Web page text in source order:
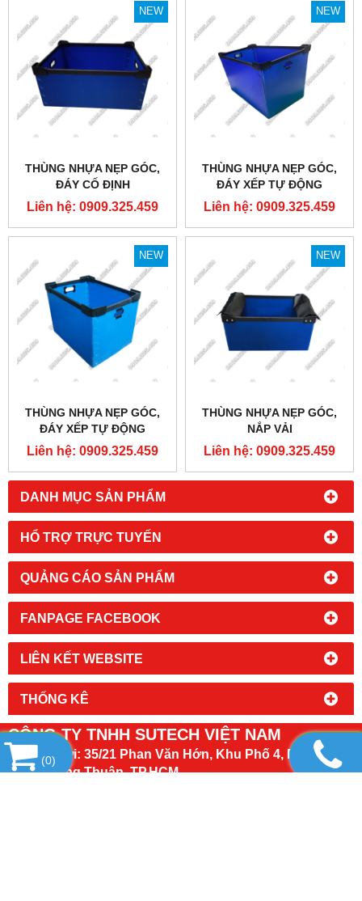
DANH MỤC SẢN PHẨM
HỔ TRỢ TRỰC TUYẾN
QUẢNG CÁO SẢN PHẨM
FANPAGE FACEBOOK
LIÊN KẾT WEBSITE
THỐNG KÊ
NEW
THÙNG NHỰA NẸP GÓC,
ĐÁY CỐ ĐỊNH
560X430X245MM
Liên hệ: 0909.325.459
NEW
THÙNG NHỰA NẸP GÓC,
ĐÁY XẾP TỰ ĐỘNG
670X420X485X4MM
Liên hệ: 0909.325.459
NEW
THÙNG NHỰA NẸP GÓC,
ĐÁY XẾP TỰ ĐỘNG
400X350X370MM
Liên hệ: 0909.325.459
NEW
THÙNG NHỰA NẸP GÓC,
NẮP VẢI
Liên hệ: 0909.325.459
CÔNG TY TNHH SUTECH VIỆT NAM
Địa chỉ mới: 35/21 Phan Văn Hớn, Khu Phố 4, Phường
Đông Hưng Thuận, TP.HCM
(0)